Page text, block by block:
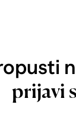
prijavi